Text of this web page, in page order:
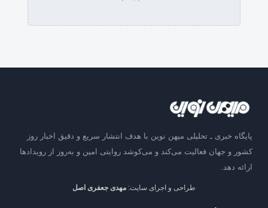
پایگاه خبری ـ تحلیلی میهن نوین با هدف انتشار سریع و دقیق اخبار روز
کشور و جهان فعالیت می‌کند و می‌کوشد روایتی امین و به‌روز از رویدادها
ارائه دهد.
طراحی و اجرای سایت: مهدی جعفری اصل